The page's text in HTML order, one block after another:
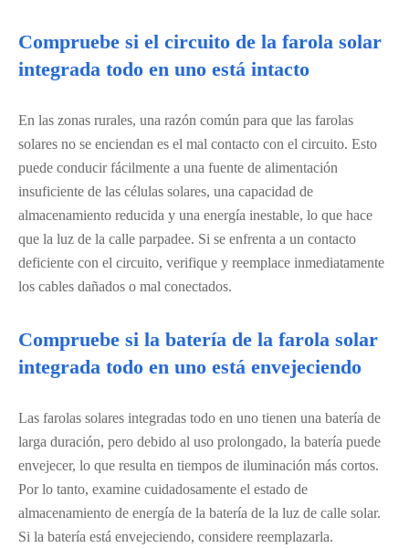
Compruebe si el circuito de la farola solar
integrada todo en uno está intacto
En las zonas rurales, una razón común para que las farolas
solares no se enciendan es el mal contacto con el circuito. Esto
puede conducir fácilmente a una fuente de alimentación
insuficiente de las células solares, una capacidad de
almacenamiento reducida y una energía inestable, lo que hace
que la luz de la calle parpadee. Si se enfrenta a un contacto
deficiente con el circuito, verifique y reemplace inmediatamente
los cables dañados o mal conectados.
Compruebe si la batería de la farola solar
integrada todo en uno está envejeciendo
Las farolas solares integradas todo en uno tienen una batería de
larga duración, pero debido al uso prolongado, la batería puede
envejecer, lo que resulta en tiempos de iluminación más cortos.
Por lo tanto, examine cuidadosamente el estado de
almacenamiento de energía de la batería de la luz de calle solar.
Si la batería está envejeciendo, considere reemplazarla.